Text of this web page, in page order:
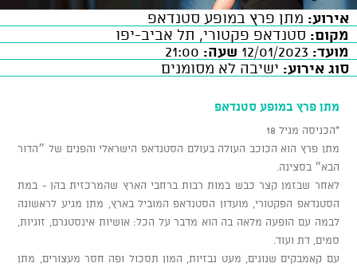
אירוע: מתן פרץ במופע סטנדאפ
מקום: סטנדאפ פקטורי, תל אביב-יפו
מועד:
שעה:
סוג אירוע: ישיבה לא מסומנים
מתן פרץ במופע סטנדאפ
*הכניסה מגיל 18
מתן פרץ הוא הכוכב העולה בעולם הסטנדאפ הישראלי והפנים של ״הדור
הבא״ בסצינה.
לאחר שבזמן קצר כבש במות רבות ברחבי הארץ שהמרכזית בהן - במת
הסטנדאפ הפקטורי, מועדון הסטנדאפ המוביל בארץ, מתן מגיע לראשונה
לבמה עם הופעה מלאה בה הוא מדבר על הכל: אושיות אינסטגרם, זוגיות,
סמים, דת ועוד.
עם קאמבקים שנונים, מעט נבזיות, המון תסכול ופה חסר מעצורים, מתן